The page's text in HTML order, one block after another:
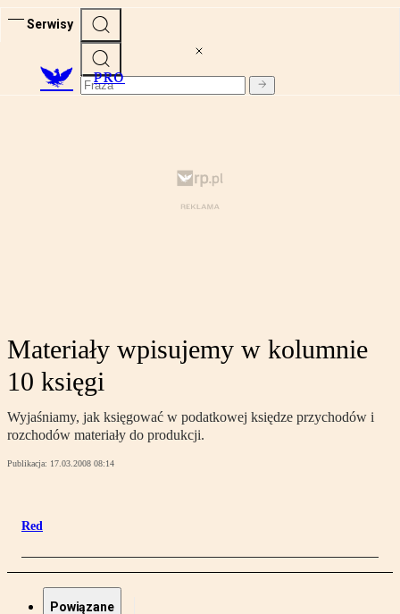
Serwisy
PRO
Materiały wpisujemy w kolumnie
10 księgi
Wyjaśniamy, jak księgować w podatkowej księdze przychodów i
rozchodów materiały do produkcji.
Publikacja: 17.03.2008 08:14
Red
Powiązane